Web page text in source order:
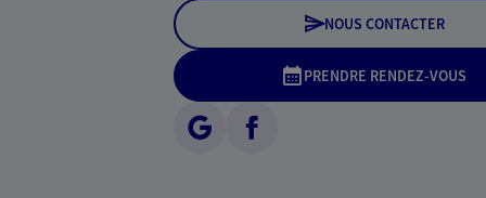
NOUS CONTACTER
PRENDRE RENDEZ-VOUS